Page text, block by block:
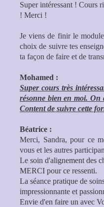
Super intéressant ! Cours
! Merci !
Je viens de finir le
choix de suivre tes
ta façon de faire et de
Mohamed :
Super cours très
résonne bien en moi. On
Content de suivre cette
Béatrice :
Merci, Sandra, pour ce
vous et les autres
Le soin d'alignement des
MERCI pour ce ressenti.
La séance pratique de
impressionnante et
Envie d'en faire un avec